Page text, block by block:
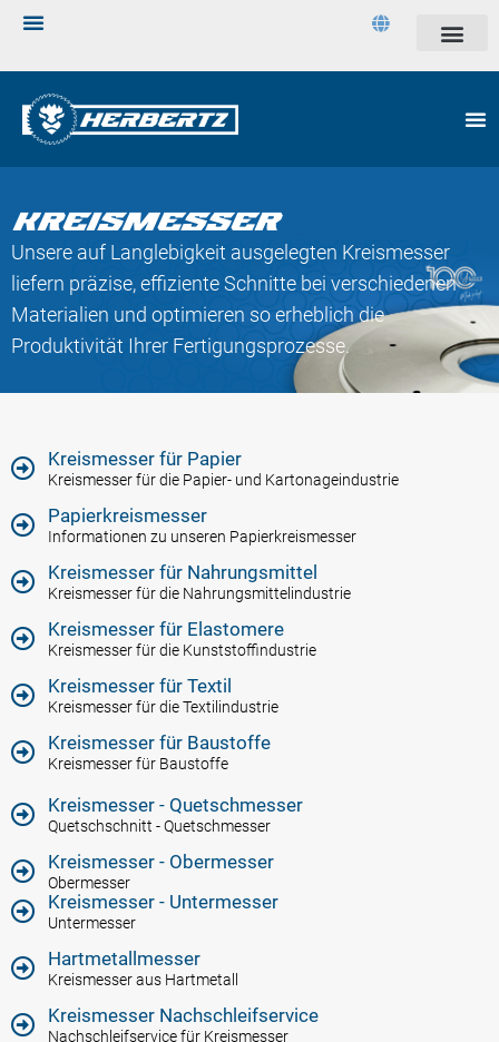
KREISMESSER
Unsere auf Langlebigkeit ausgelegten Kreismesser
liefern präzise, effiziente Schnitte bei verschiedenen
Materialien und optimieren so erheblich die
Produktivität Ihrer Fertigungsprozesse.
Kreismesser für Papier
Kreismesser für die Papier- und Kartonageindustrie
Papierkreismesser
Informationen zu unseren Papierkreismesser
Kreismesser für Nahrungsmittel
Kreismesser für die Nahrungsmittelindustrie
Kreismesser für Elastomere
Kreismesser für die Kunststoffindustrie
Kreismesser für Textil
Kreismesser für die Textilindustrie
Kreismesser für Baustoffe
Kreismesser für Baustoffe
Kreismesser - Quetschmesser
Quetschschnitt - Quetschmesser
Kreismesser - Obermesser
Obermesser
Kreismesser - Untermesser
Untermesser
Hartmetallmesser
Kreismesser aus Hartmetall
Kreismesser Nachschleifservice
Nachschleifservice für Kreismesser